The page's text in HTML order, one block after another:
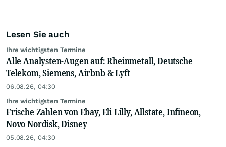
Lesen Sie auch
Ihre wichtigsten Termine
Alle Analysten-Augen auf: Rheinmetall, Deutsche
Telekom, Siemens, Airbnb & Lyft
06.08.26, 04:30
Ihre wichtigsten Termine
Frische Zahlen von Ebay, Eli Lilly, Allstate, Infineon,
Novo Nordisk, Disney
05.08.26, 04:30